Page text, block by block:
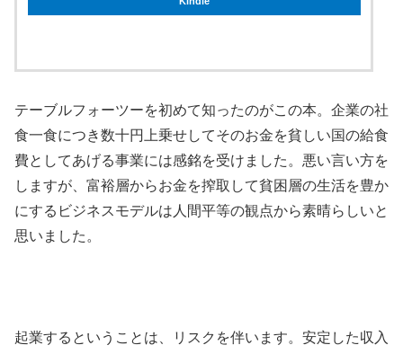
テーブルフォーツーを初めて知ったのがこの本。企業の社
食一食につき数十円上乗せしてそのお金を貧しい国の給食
費としてあげる事業には感銘を受けました。悪い言い方を
しますが、富裕層からお金を搾取して貧困層の生活を豊か
にするビジネスモデルは人間平等の観点から素晴らしいと
思いました。
起業するということは、リスクを伴います。安定した収入